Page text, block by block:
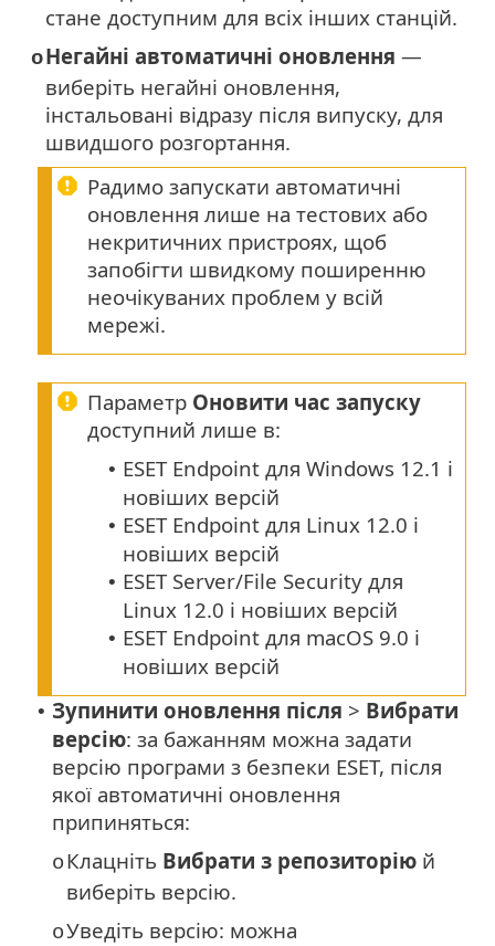
стане доступним для всіх інших станцій.
oНегайні автоматичні оновлення —
виберіть негайні оновлення,
інстальовані відразу після випуску, для
швидшого розгортання.
Радимо запускати автоматичні
оновлення лише на тестових або
некритичних пристроях, щоб
запобігти швидкому поширенню
неочікуваних проблем у всій
мережі.
Параметр Оновити час запуску
доступний лише в:
• ESET Endpoint для Windows 12.1 і
новіших версій
• ESET Endpoint для Linux 12.0 і
новіших версій
• ESET Server/File Security для
Linux 12.0 і новіших версій
• ESET Endpoint для macOS 9.0 і
новіших версій
• Зупинити оновлення після > Вибрати
версію: за бажанням можна задати
версію програми з безпеки ESET, після
якої автоматичні оновлення
припиняться:
oКлацніть Вибрати з репозиторію й
виберіть версію.
oУведіть версію: можна